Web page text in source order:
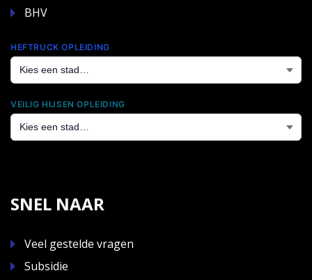
BHV
HEFTRUCK OPLEIDING
VEILIG HIJSEN OPLEIDING
SNEL NAAR
Veel gestelde vragen
Subsidie